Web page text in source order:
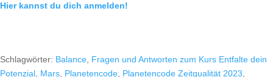
Hier kannst du dich anmelden!
Schlagwörter: Balance Fragen und Antworten zum Kurs Entfalte dein
Potenzial Mars Planetencode Planetencode Zeitqualität 2023